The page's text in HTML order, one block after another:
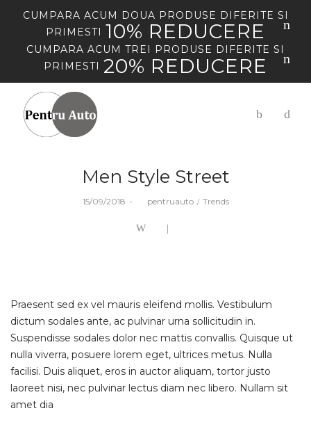
CUMPARA ACUM DOUA PRODUSE DIFERITE SI
PRIMESTI 10% REDUCERE
CUMPARA ACUM TREI PRODUSE DIFERITE SI
PRIMESTI 20% REDUCERE
Men Style Street
Posted
15/09/2018 pentruauto
Posted
Trends
Praesent sed ex vel mauris eleifend mollis. Vestibulum
dictum sodales ante, ac pulvinar urna sollicitudin in.
Suspendisse sodales dolor nec mattis convallis. Quisque ut
nulla viverra, posuere lorem eget, ultrices metus. Nulla
facilisi. Duis aliquet, eros in auctor aliquam, tortor justo
laoreet nisi, nec pulvinar lectus diam nec libero. Nullam sit
amet dia